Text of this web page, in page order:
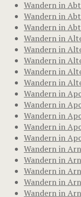
Wandern in
Wandern in
Wandern in
Wandern in
Wandern in
Wandern in
Wandern in
Wandern in
Wandern in
Wandern in
Wandern in
Wandern in
Wandern in
Wandern in
Wandern in
Wandern in
Wandern in
Wandern in